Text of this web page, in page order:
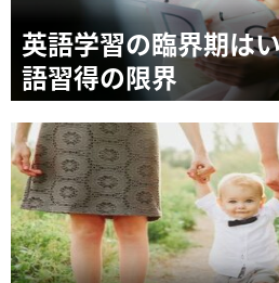
英語学習の臨界期は
語習得の限界